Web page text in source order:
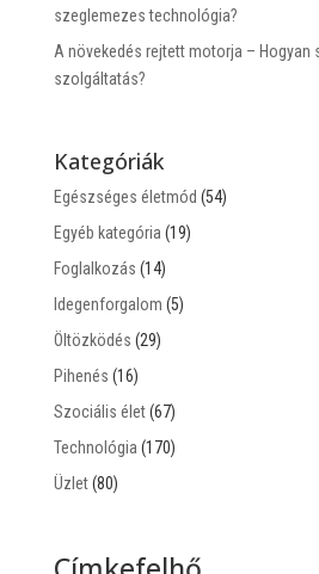
szeglemezes technológia?
A növekedés rejtett motorja – Hogyan
szolgáltatás?
Kategóriák
Egészséges életmód (54)
Egyéb kategória (19)
Foglalkozás (14)
Idegenforgalom (5)
Öltözködés (29)
Pihenés (16)
Szociális élet(67)
Technológia (170)
Üzlet(80)